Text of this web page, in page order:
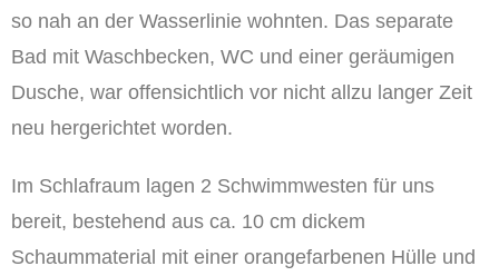
so nah an der Wasserlinie wohnten. Das separate
Bad mit Waschbecken, WC und einer geräumigen
Dusche, war offensichtlich vor nicht allzu langer Zeit
neu hergerichtet worden.
Im Schlafraum lagen 2 Schwimmwesten für uns
bereit, bestehend aus ca. 10 cm dickem
Schaummaterial mit einer orangefarbenen Hülle und